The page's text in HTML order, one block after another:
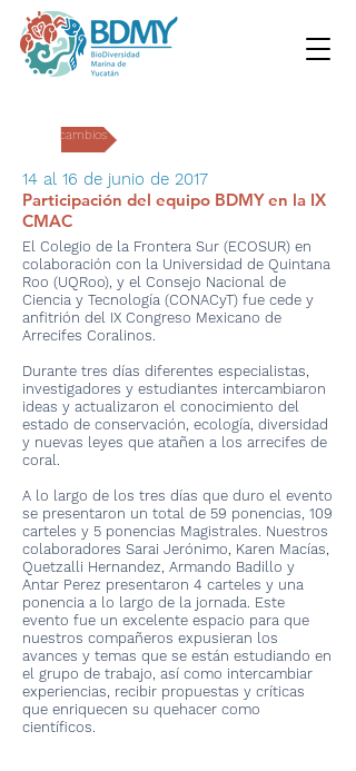
Intercambios
14 al 16 de junio de 2017
Participación del equipo BDMY en la IX
CMAC
El Colegio de la Frontera Sur (ECOSUR) en
colaboración con la Universidad de Quintana
Roo (UQRoo), y el Consejo Nacional de
Ciencia y Tecnología (CONACyT) fue cede y
anfitrión del IX Congreso Mexicano de
Arrecifes Coralinos.
Durante tres días diferentes especialistas,
investigadores y estudiantes intercambiaron
ideas y actualizaron el conocimiento del
estado de conservación, ecología, diversidad
y nuevas leyes que atañen a los arrecifes de
coral.
A lo largo de los tres días que duro el evento
se presentaron un total de 59 ponencias, 109
carteles y 5 ponencias Magistrales. Nuestros
colaboradores Sarai Jerónimo, Karen Macías,
Quetzalli Hernandez, Armando Badillo y
Antar Perez presentaron 4 carteles y una
ponencia a lo largo de la jornada. Este
evento fue un excelente espacio para que
nuestros compañeros expusieran los
avances y temas que se están estudiando en
el grupo de trabajo, así como intercambiar
experiencias, recibir propuestas y críticas
que enriquecen su quehacer como
científicos.